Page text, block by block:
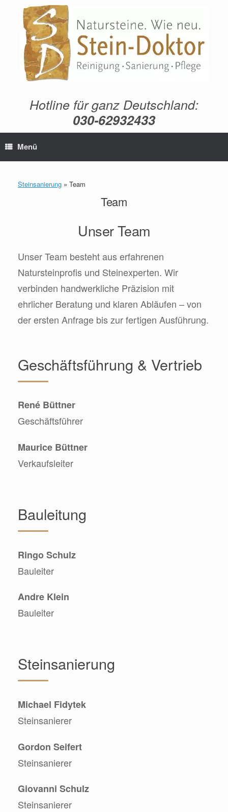
springen
Hotline für ganz Deutschland:
030-62932433
Menü
Steinsanierung » Team
Team
Unser Team
Unser Team besteht aus erfahrenen
Natursteinprofis und Steinexperten. Wir
verbinden handwerkliche Präzision mit
ehrlicher Beratung und klaren Abläufen – von
der ersten Anfrage bis zur fertigen Ausführung.
Geschäftsführung & Vertrieb
René Büttner
Geschäftsführer
Maurice Büttner
Verkaufsleiter
Bauleitung
Ringo Schulz
Bauleiter
Andre Klein
Bauleiter
Steinsanierung
Michael Fidytek
Steinsanierer
Gordon Seifert
Steinsanierer
Giovanni Schulz
Steinsanierer